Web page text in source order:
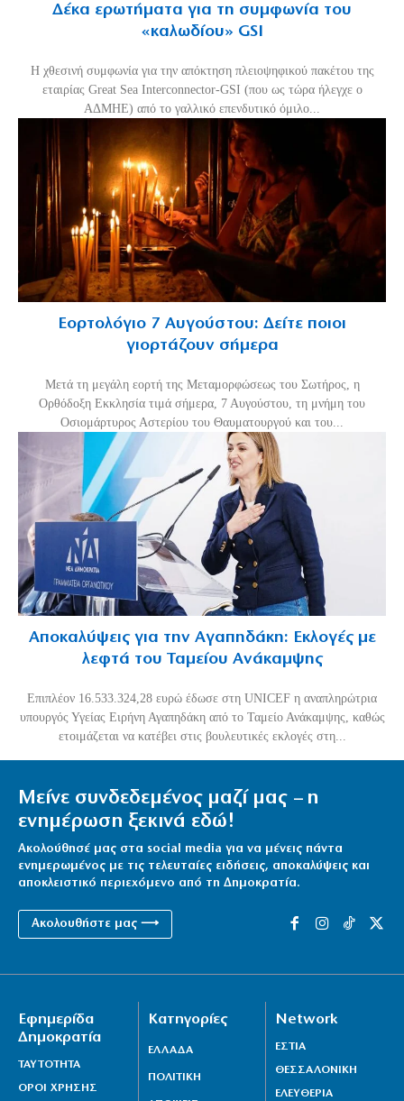
Δέκα ερωτήματα για τη συμφωνία του
«καλωδίου» GSI
Η χθεσινή συμφωνία για την απόκτηση πλειοψηφικού πακέτου της
εταιρίας Great Sea Interconnector-GSI (που ως τώρα ήλεγχε ο
ΑΔΜΗΕ) από το γαλλικό επενδυτικό όμιλο...
Εορτολόγιο 7 Αυγούστου: Δείτε ποιοι
γιορτάζουν σήμερα
Μετά τη μεγάλη εορτή της Μεταμορφώσεως του Σωτήρος, η
Ορθόδοξη Εκκλησία τιμά σήμερα, 7 Αυγούστου, τη μνήμη του
Οσιομάρτυρος Αστερίου του Θαυματουργού και του...
Αποκαλύψεις για την Αγαπηδάκη: Εκλογές με
λεφτά του Ταμείου Ανάκαμψης
Επιπλέον 16.533.324,28 ευρώ έδωσε στη UNICEF η αναπληρώτρια
υπουργός Υγείας Ειρήνη Αγαπηδάκη από το Ταμείο Ανάκαμψης, καθώς
ετοιμάζεται να κατέβει στις βουλευτικές εκλογές στη...
Μείνε συνδεδεμένος μαζί μας – η
ενημέρωση ξεκινά εδώ!
Ακολούθησέ μας στα social media για να μένεις πάντα
ενημερωμένος με τις τελευταίες ειδήσεις, αποκαλύψεις και
αποκλειστικό περιεχόμενο από τη Δημοκρατία.
Ακολουθήστε μας ⟶
Εφημερίδα
Δημοκρατία
ΤΑΥΤΟΤΗΤΑ
ΟΡΟΙ ΧΡΗΣΗΣ
Κατηγορίες
ΕΛΛΑΔΑ
ΠΟΛΙΤΙΚΗ
Network
ΕΣΤΙΑ
ΘΕΣΣΑΛΟΝΙΚΗ
ΕΛΕΥΘΕΡΙΑ